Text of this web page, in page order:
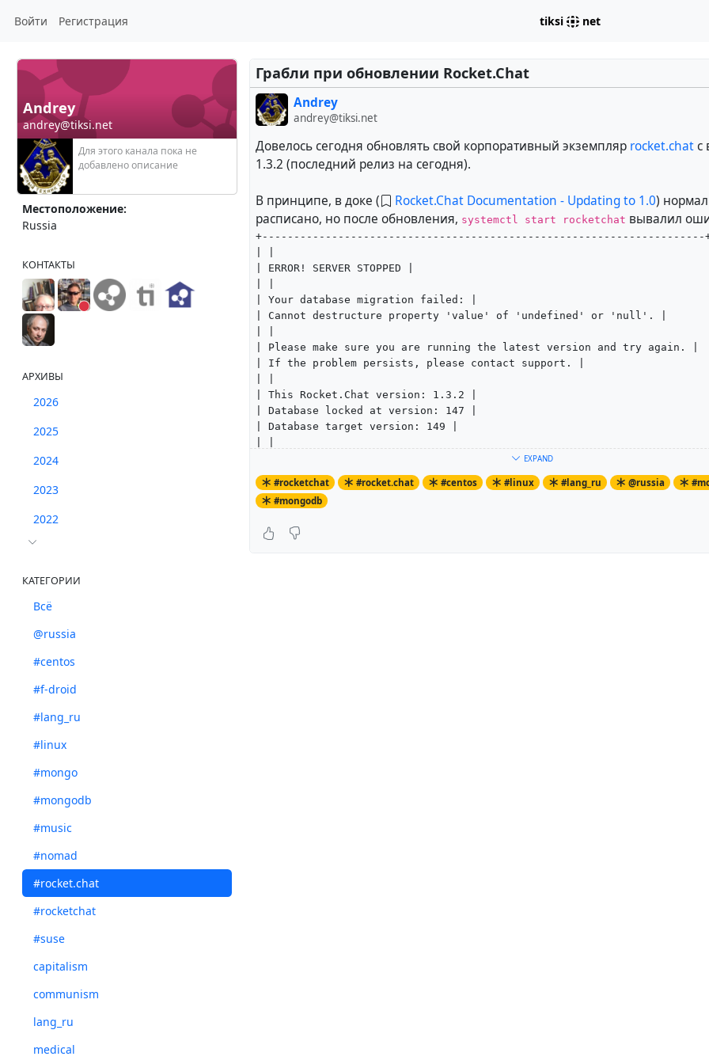
Войти Регистрация tiksi net
Andrey
andrey@tiksi.net
Для этого канала пока не
добавлено описание
Местоположение:
Russia
КОНТАКТЫ
АРХИВЫ
2026
2025
2024
2023
2022
КАТЕГОРИИ
Всё
@russia
#centos
#f-droid
#lang_ru
#linux
#mongo
#mongodb
#music
#nomad
#rocket.chat
#rocketchat
#suse
capitalism
communism
lang_ru
medical
Грабли при обновлении Rocket.Chat
Andrey
andrey@tiksi.net
Довелось сегодня обновлять свой корпоративный экземпляр rocket.chatс
1.3.2 (последний релиз на сегодня).
В принципе, в доке ( Rocket.Chat Documentation - Updating to 1.0)
расписано, но после обновления, systemctl start rocketchat вывалил
+----------------------------------------------------------------------
| |
| ERROR! SERVER STOPPED |
| |
| Your database migration failed: |
| Cannot destructure property 'value' of 'undefined' or 'null'. |
| |
| Please make sure you are running the latest version and try again. |
| If the problem persists, please contact support. |
| |
| This Rocket.Chat version: 1.3.2 |
| Database locked at version: 147 |
| Database target version: 149 |
| |
| Commit: 22894861c52cca1ff09f545db07c5259e9465791 |
| Date: Wed Aug 14 00:23:11 2019 -0300 |
| Branch: HEAD |
| Tag: 1.3.2 |
+----------------------------------------------------------------------+
EXPAND
#rocketchat #rocket.chat #centos #linux #lang_ru @russia
#mongodb